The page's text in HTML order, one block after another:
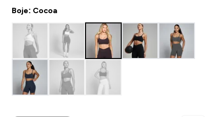
Boje: Cocoa